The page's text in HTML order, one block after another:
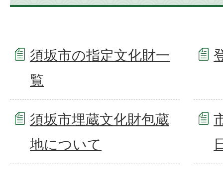
須坂市の指定文化財一
覧
須坂市埋蔵文化財包蔵
地について